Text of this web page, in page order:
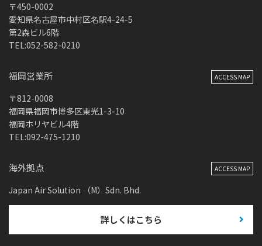
〒450-0002
愛知県名古屋市中村区名駅4-24-5
第2森ビル6階
TEL:052-582-0210
福岡営業所 ACCESS MAP
〒812-0008
福岡県福岡市博多区東光1-3-10
福岡ホリヤビル4階
TEL:092-475-1210
海外拠点 ACCESS MAP
Japan Air Solution （M）Sdn. Bhd.
詳しくはこちら